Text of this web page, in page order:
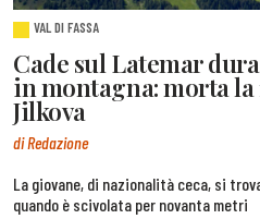
VAL DI FASSA
Cade sul Latemar
in montagna: morta la
Jilkova
di Redazione
La giovane, di nazionalità ceca, si
quando è scivolata per novanta metri